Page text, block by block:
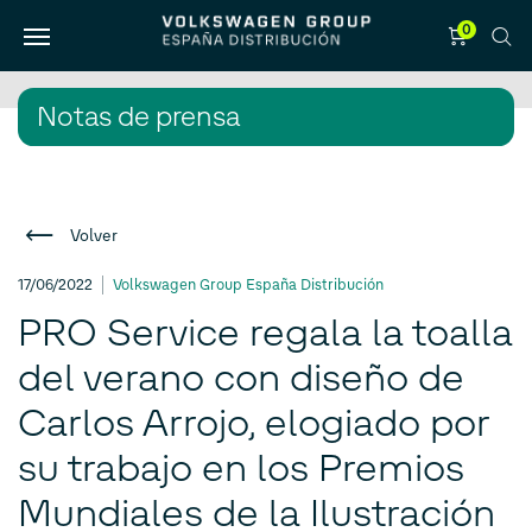
0
Notas de prensa
Volver
17/06/2022 Volkswagen Group España Distribución
PRO Service regala la toalla
del verano con diseño de
Carlos Arrojo, elogiado por
su trabajo en los Premios
Mundiales de la Ilustración